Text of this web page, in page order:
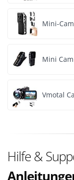
Mini-
Mini
Vmotal
Hilfe &